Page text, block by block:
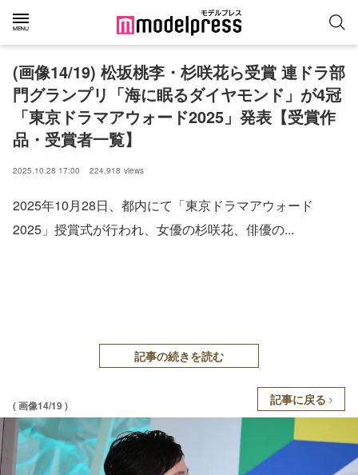
(画像14/19) 松坂桃李・杉咲花ら受賞 連ドラ部
門グランプリ「海に眠るダイヤモンド」が4冠
「東京ドラマアウォード2025」発表【受賞作
品・受賞者一覧】
2025.10.28 17:00 224,918 views
2025年10月28日、都内にて「東京ドラマアウォード
2025」授賞式が行われ、女優の杉咲花、俳優の...
記事の続きを読む
( 画像14/19 ) 記事に戻る